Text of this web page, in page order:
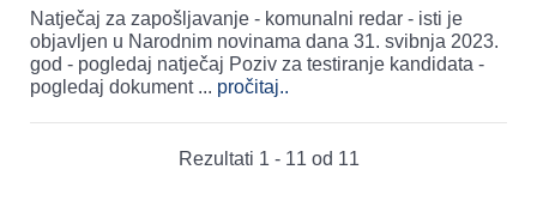
Natječaj za zapošljavanje - komunalni redar - isti je
objavljen u Narodnim novinama dana 31. svibnja 2023.
god - pogledaj natječaj Poziv za testiranje kandidata -
pogledaj dokument ... pročitaj..
Rezultati 1 - 11 od 11